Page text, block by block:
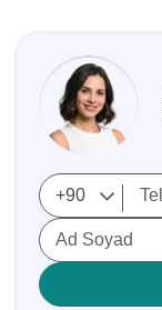
Ad Soyad